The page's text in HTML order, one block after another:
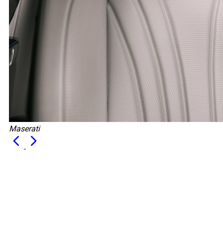
Maserati